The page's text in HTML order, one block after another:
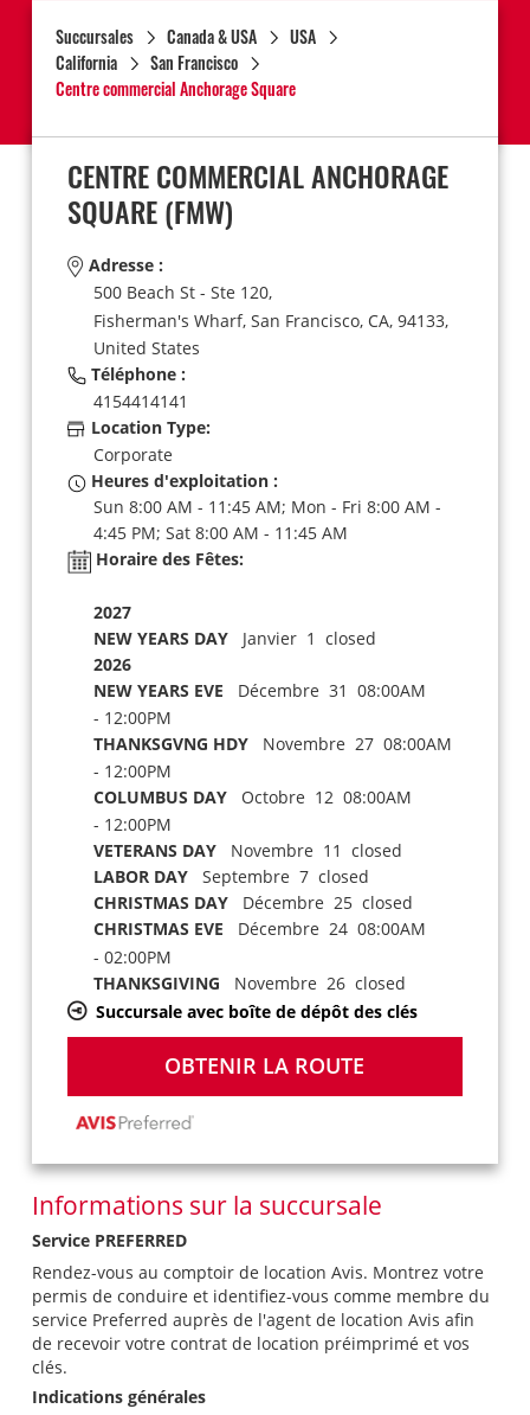
Succursales Canada & USA
USA
California
San Francisco
Centre commercial Anchorage Square
CENTRE COMMERCIAL ANCHORAGE
SQUARE(FMW)
Adresse :
500 Beach St - Ste 120,
Fisherman's Wharf, San Francisco, CA, 94133,
United States
Téléphone :
4154414141
Location Type:
Corporate
Heures d'exploitation :
Sun 8:00 AM - 11:45 AM; Mon - Fri 8:00 AM -
4:45 PM; Sat 8:00 AM - 11:45 AM
Horaire des Fêtes:
2027
NEW YEARS DAYJanvier 1 closed
2026
NEW YEARS EVE Décembre 31 08:00AM
- 12:00PM
THANKSGVNG HDYNovembre 27 08:00AM
- 12:00PM
COLUMBUS DAYOctobre 12 08:00AM
- 12:00PM
VETERANS DAYNovembre 11 closed
LABOR DAYSeptembre 7 closed
CHRISTMAS DAYDécembre 25 closed
CHRISTMAS EVE Décembre 24 08:00AM
- 02:00PM
THANKSGIVING Novembre 26 closed
Succursale avec boîte de dépôt des clés
OBTENIR LA ROUTE
Informations sur la succursale
Service PREFERRED
Rendez-vous au comptoir de location Avis. Montrez votre
permis de conduire et identifiez-vous comme membre du
service Preferred auprès de l'agent de location Avis afin
de recevoir votre contrat de location préimprimé et vos
clés.
Indications générales